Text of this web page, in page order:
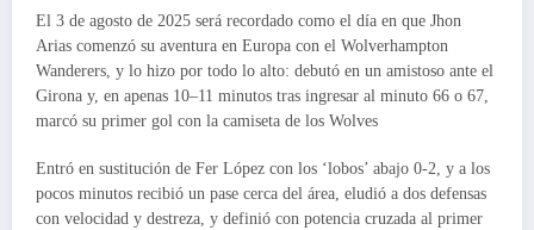
El 3 de agosto de 2025 será recordado como el día en que Jhon
Arias comenzó su aventura en Europa con el Wolverhampton
Wanderers, y lo hizo por todo lo alto: debutó en un amistoso ante el
Girona y, en apenas 10–11 minutos tras ingresar al minuto 66 o 67,
marcó su primer gol con la camiseta de los Wolves
Entró en sustitución de Fer López con los ‘lobos’ abajo 0‑2, y a los
pocos minutos recibió un pase cerca del área, eludió a dos defensas
con velocidad y destreza, y definió con potencia cruzada al primer